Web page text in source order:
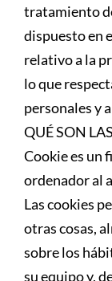
tratamiento
dispuesto en
relativo a la
lo que
personales y
QUÉ SON
Cookie es un
ordenador al
Las cookies
otras cosas,
sobre los
su equipo y,